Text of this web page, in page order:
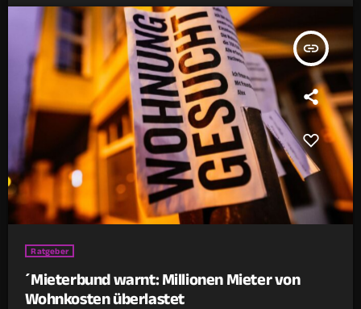
insert_link
Ratgeber
´Mieterbund warnt: Millionen Mieter von
Wohnkosten überlastet